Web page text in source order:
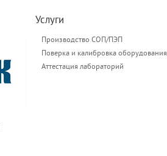
Услуги
Производство СОП/ПЭП
Поверка и калибровка оборудования
Аттестация лабораторий